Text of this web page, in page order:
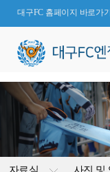
대구FC 홈페이지 바로가기